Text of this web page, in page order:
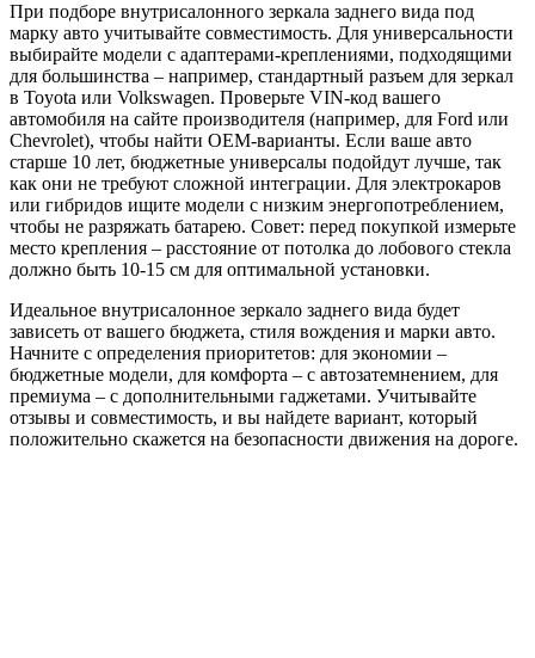
При подборе внутрисалонного зеркала заднего вида под
марку авто учитывайте совместимость. Для универсальности
выбирайте модели с адаптерами-креплениями, подходящими
для большинства – например, стандартный разъем для зеркал
в Toyota или Volkswagen. Проверьте VIN-код вашего
автомобиля на сайте производителя (например, для Ford или
Chevrolet), чтобы найти OEM-варианты. Если ваше авто
старше 10 лет, бюджетные универсалы подойдут лучше, так
как они не требуют сложной интеграции. Для электрокаров
или гибридов ищите модели с низким энергопотреблением,
чтобы не разряжать батарею. Совет: перед покупкой измерьте
место крепления – расстояние от потолка до лобового стекла
должно быть 10-15 см для оптимальной установки.
Идеальное внутрисалонное зеркало заднего вида будет
зависеть от вашего бюджета, стиля вождения и марки авто.
Начните с определения приоритетов: для экономии –
бюджетные модели, для комфорта – с автозатемнением, для
премиума – с дополнительными гаджетами. Учитывайте
отзывы и совместимость, и вы найдете вариант, который
положительно скажется на безопасности движения на дороге.